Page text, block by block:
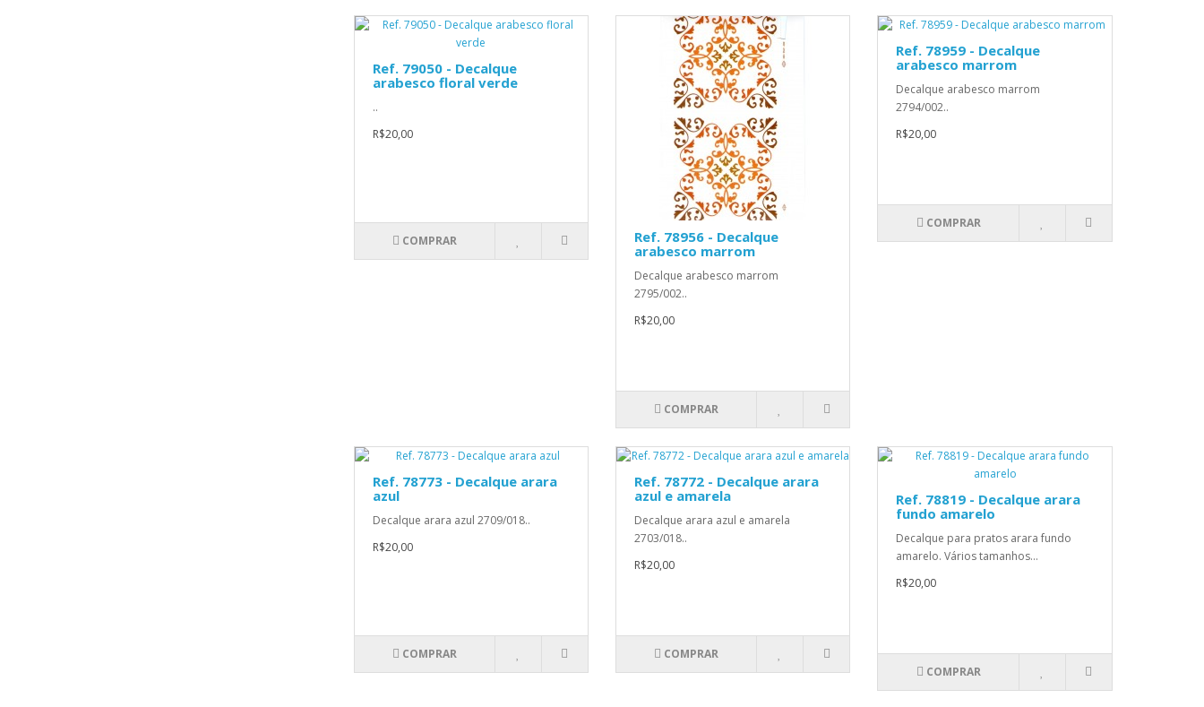
Ref. 79050 - Decalque
arabesco floral verde
..
R$20,00
COMPRAR
Ref. 78956 - Decalque
arabesco marrom
Decalque arabesco marrom
2795/002..
R$20,00
COMPRAR
Ref. 78959 - Decalque
arabesco marrom
Decalque arabesco marrom
2794/002..
R$20,00
COMPRAR
Ref. 78773 - Decalque arara
azul
Decalque arara azul 2709/018..
R$20,00
COMPRAR
Ref. 78772 - Decalque arara
azul e amarela
Decalque arara azul e amarela
2703/018..
R$20,00
COMPRAR
Ref. 78819 - Decalque arara
fundo amarelo
Decalque para pratos arara fundo
amarelo. Vários tamanhos...
R$20,00
COMPRAR